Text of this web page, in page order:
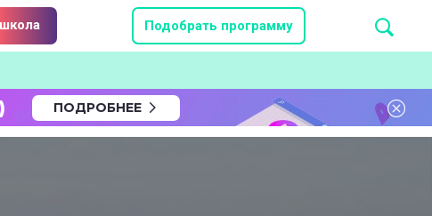
Подобрать программу
ПОДРОБНЕЕ